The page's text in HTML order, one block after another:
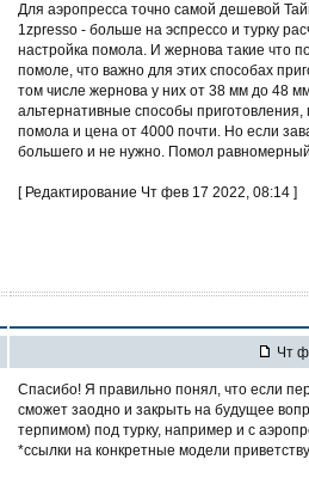
Для аэропресса точно самой дешевой
1zpresso - больше на эспрессо и турку
настройка помола. И жернова такие что
помоле, что важно для этих способах
том числе жернова у них от 38 мм до 48
альтернативные способы
помола и цена от 4000 почти. Но если
большего и не нужно. Помол
[ Редактирование Чт фев 17 2022, 08:14 ]
Чт
Спасибо! Я правильно понял, что если
сможет заодно и закрыть на будущее
терпимом) под турку, например и с
*ссылки на конкретные модели